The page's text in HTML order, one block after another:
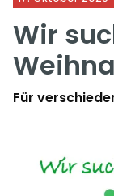
Wir
Für